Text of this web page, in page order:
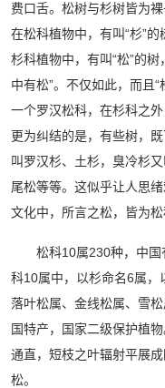
费口舌。松树与杉树皆为
在松科植物中，有叫“杉”
杉科植物中，有叫“松”的
中有松”。不仅如此，而且
一个罗汉松科，在杉科之
更为纠结的是，有些树，
叫罗汉杉、土杉，臭冷杉
尾松等等。这似乎让人思
文化中，所言之松，皆为
松科10属230种，中国
科10属中，以杉命名6属，
落叶松属、金线松属、雪
国特产，国家二级保护植
通直，短枝之叶辐射平展
松。